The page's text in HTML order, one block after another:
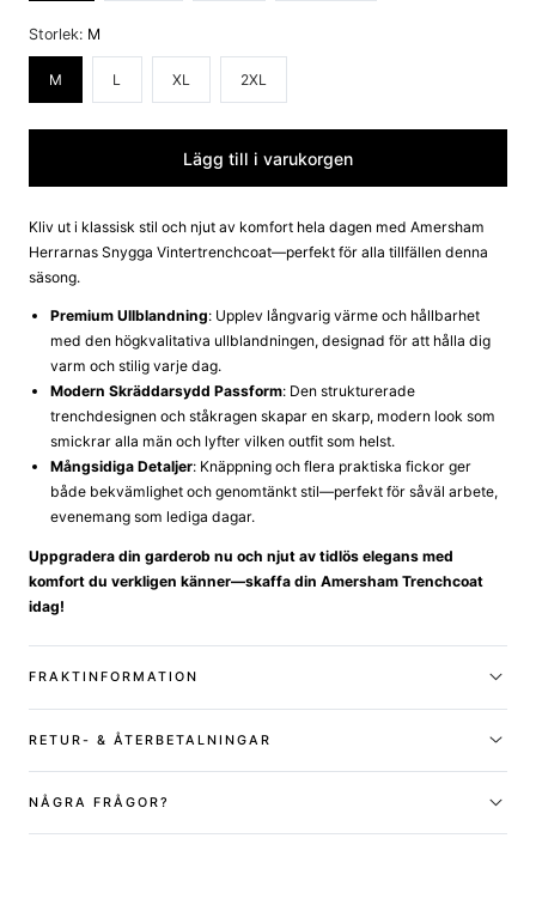
Storlek: M
M L XL 2XL
Lägg till i varukorgen
Kliv ut i klassisk stil och njut av komfort hela dagen med Amersham
Herrarnas Snygga Vintertrenchcoat—perfekt för alla tillfällen denna
säsong.
Premium Ullblandning: Upplev långvarig värme och hållbarhet
med den högkvalitativa ullblandningen, designad för att hålla dig
varm och stilig varje dag.
Modern Skräddarsydd Passform: Den strukturerade
trenchdesignen och ståkragen skapar en skarp, modern look som
smickrar alla män och lyfter vilken outfit som helst.
Mångsidiga Detaljer: Knäppning och flera praktiska fickor ger
både bekvämlighet och genomtänkt stil—perfekt för såväl arbete,
evenemang som lediga dagar.
Uppgradera din garderob nu och njut av tidlös elegans med
komfort du verkligen känner—skaffa din Amersham Trenchcoat
idag!
FRAKTINFORMATION
RETUR- & ÅTERBETALNINGAR
NÅGRA FRÅGOR?